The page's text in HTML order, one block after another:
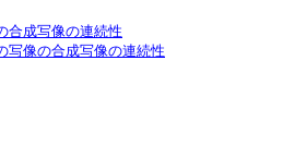
合成写像の連続性
写像の合成写像の連続性